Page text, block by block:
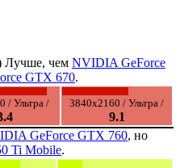
Лучше, чем NVIDIA GeForce
GTX 670.
/ Ультра / 3840x2160 / Ультра /
9.1
GeForce GTX 760, но
Ti Mobile.